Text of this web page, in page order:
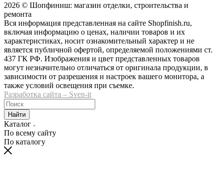
2026 © Шопфиниш: магазин отделки, строительства и
ремонта
Вся информация представленная на сайте Shopfinish.ru,
включая информацию о ценах, наличии товаров и их
характеристиках, носит ознакомительный характер и не
является публичной офертой, определяемой положениями ст.
437 ГК РФ. Изображения и цвет представленных товаров
могут незначительно отличаться от оригинала продукции, в
зависимости от разрешения и настроек вашего монитора, а
также условий освещения при съемке.
Разработка сайта – Sven-it
Найти
Каталог
По всему сайту
По каталогу